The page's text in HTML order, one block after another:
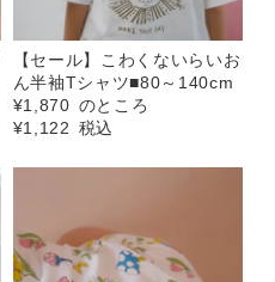
【セール】こわくないらいお
ん半袖Tシャツ■80～140cm
¥1,870 のところ
¥1,122 税込